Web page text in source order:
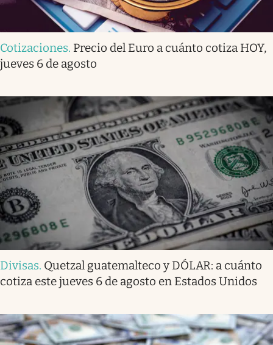
Cotizaciones. Precio del Euro a cuánto cotiza HOY,
jueves 6 de agosto
Divisas. Quetzal guatemalteco y DÓLAR: a cuánto
cotiza este jueves 6 de agosto en Estados Unidos